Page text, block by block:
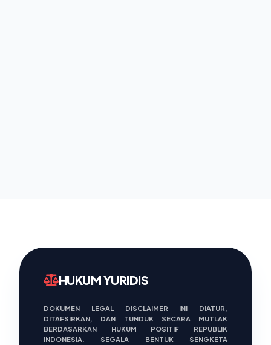
HUKUM YURIDIS
DOKUMEN LEGAL DISCLAIMER INI DIATUR,
DITAFSIRKAN, DAN TUNDUK SECARA MUTLAK
BERDASARKAN HUKUM POSITIF REPUBLIK
INDONESIA. SEGALA BENTUK SENGKETA